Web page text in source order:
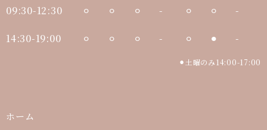
09:30-12:30 ⚪︎ ⚪︎ ⚪︎ - ⚪︎ ⚪︎ -
14:30-19:00 ⚪︎ ⚪︎ ⚪︎ - ⚪︎ ⚫︎ -
⚫︎土曜のみ14:00-17:00
ホーム